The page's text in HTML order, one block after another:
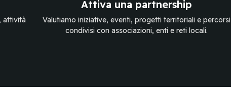
attività
Attiva una partnership
Valutiamo iniziative, eventi, progetti territoriali e percorsi
condivisi con associazioni, enti e reti locali.